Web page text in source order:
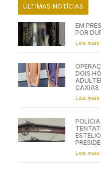
ÚLTIMAS NOTÍCIAS
EM
POR
Leia mais
DOIS
CAXIAS
Leia mais
POLÍCIA
Leia mais